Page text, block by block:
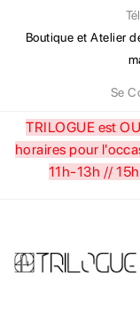
Boutique et Atelier
Se
TRILOGUE est
horaires pour
11h-13h //